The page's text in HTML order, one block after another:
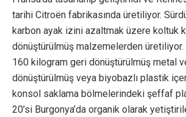
tarihi Citroën fabrikasında üretiliyor.
karbon ayak izini azaltmak üzere koltuk
dönüştürülmüş malzemelerden üretiliyor.
160 kilogram geri dönüştürülmüş metal
dönüştürülmüş veya biyobazlı plastik
konsol saklama bölmelerindeki şeffaf
20’si Burgonya’da organik olarak